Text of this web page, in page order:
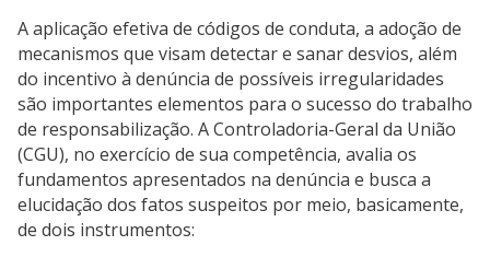
A aplicação efetiva de códigos de conduta, a adoção de
mecanismos que visam detectar e sanar desvios, além
do incentivo à denúncia de possíveis irregularidades
são importantes elementos para o sucesso do trabalho
de responsabilização. A Controladoria-Geral da União
(CGU), no exercício de sua competência, avalia os
fundamentos apresentados na denúncia e busca a
elucidação dos fatos suspeitos por meio, basicamente,
de dois instrumentos: